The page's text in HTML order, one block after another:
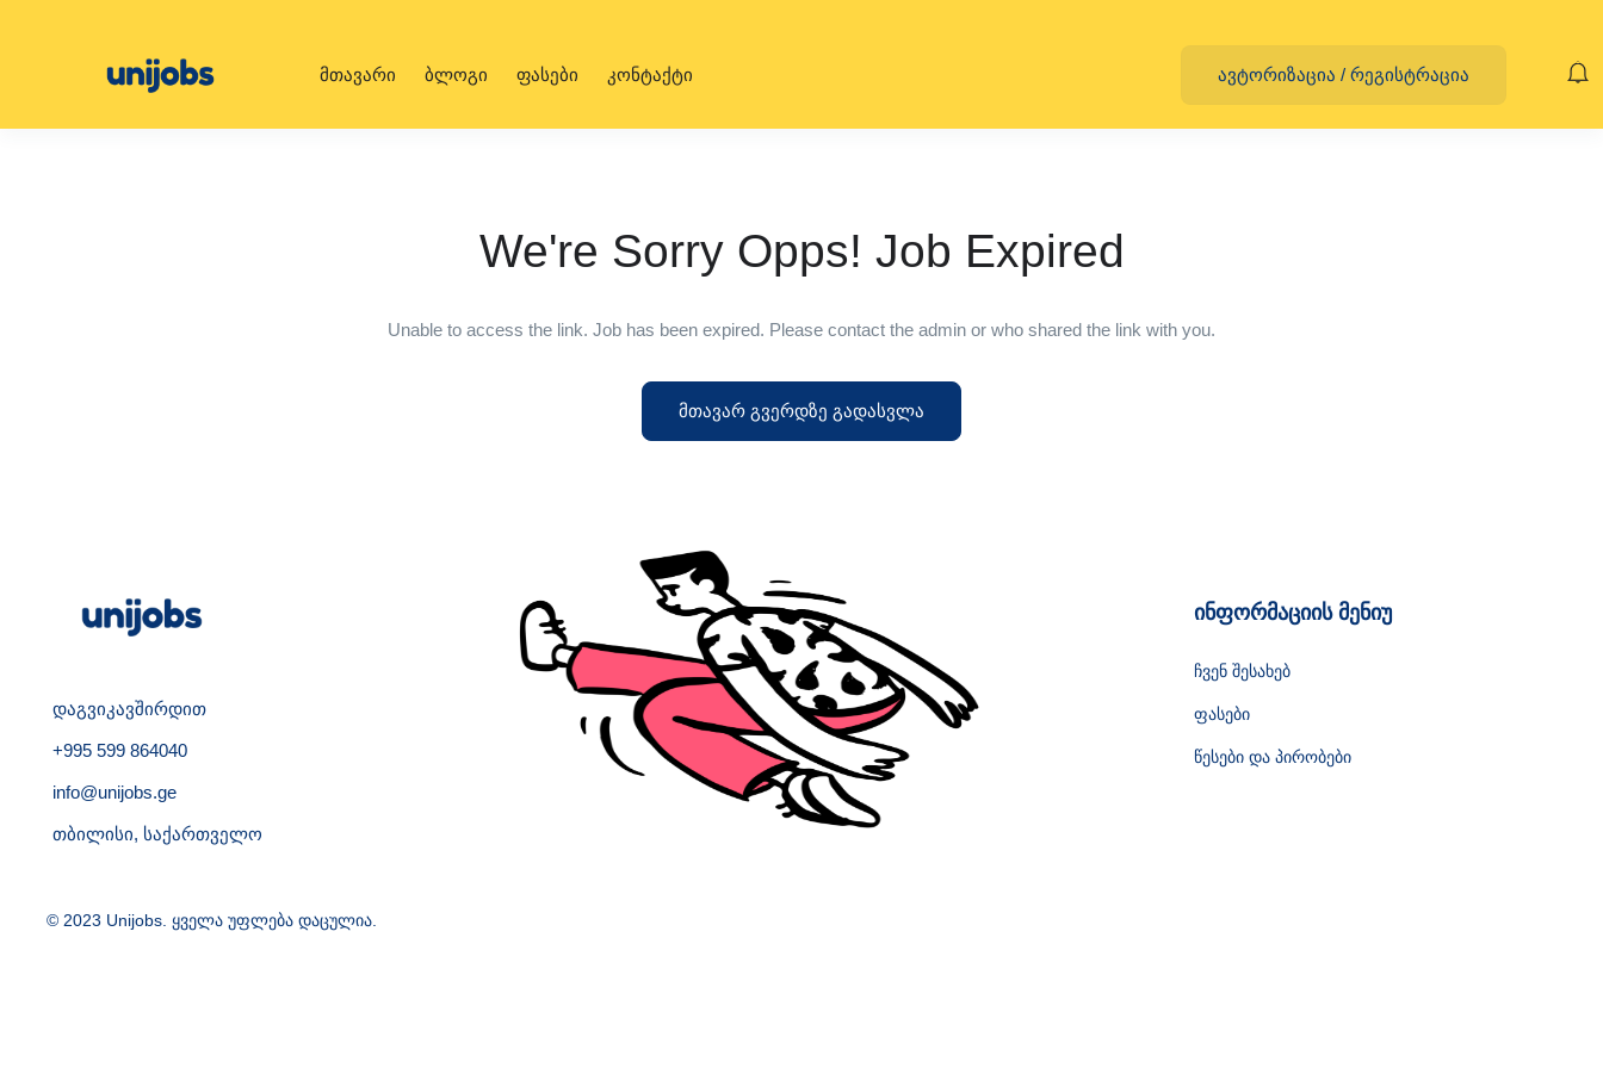
მთავარი ბლოგი ფასები კონტაქტი ავტორიზაცია / რეგისტრაცია
We're Sorry Opps! Job Expired
Unable to access the link. Job has been expired. Please contact the admin or who shared the link with you.
მთავარ გვერდზე გადასვლა
დაგვიკავშირდით
+995 599 864040
info@unijobs.ge
თბილისი, საქართველო
ინფორმაციის მენიუ
ჩვენ შესახებ
ფასები
წესები და პირობები
© 2023 Unijobs. ყველა უფლება დაცულია.